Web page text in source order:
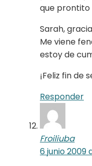
que prontito
Sarah,
Me viene
estoy de
¡Feliz fin de
Responder
Froiliuba
6 junio 2009